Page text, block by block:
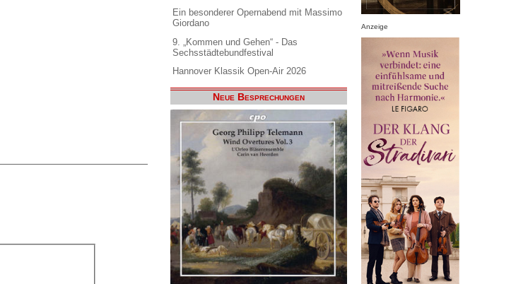
Ein besonderer Opernabend mit Massimo
Giordano
9. „Kommen und Gehen“ - Das
Sechsstädtebundfestival
Hannover Klassik Open-Air 2026
Neue Besprechungen
Anzeige